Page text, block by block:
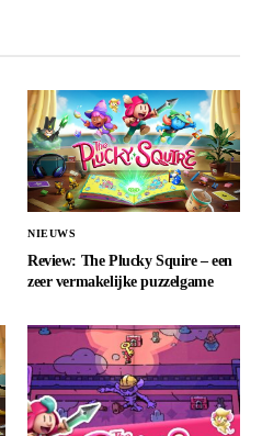
NIEUWS
Review: The Plucky Squire – een
zeer vermakelijke puzzelgame